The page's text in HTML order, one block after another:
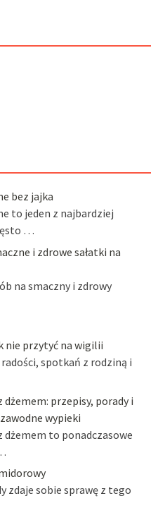
bez jajka
to jeden z najbardziej
…
i zdrowe sałatki na
na smaczny i zdrowy
nie przytyć na wigilii
spotkań z rodziną i
dżemem: przepisy, porady i
wypieki
dżemem to ponadczasowe
zdaje sobie sprawę z tego